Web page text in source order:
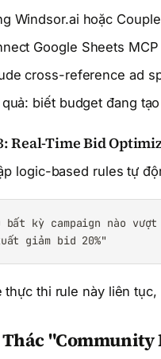
Windsor.ai hoặc
Google Sheets
cross-reference ad
quả: biết budget đang
Real-Time Bid
logic-based rules tự
bất kỳ campaign nào
giảm bid 20%"
thực thi rule này liên